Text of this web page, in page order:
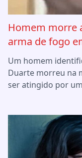
Homem morre
arma de fogo
Um homem
Duarte morreu na
ser atingido por